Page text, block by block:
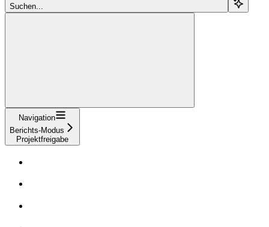
Suchen...
Navigation
Berichts-Modus
Projektfreigabe